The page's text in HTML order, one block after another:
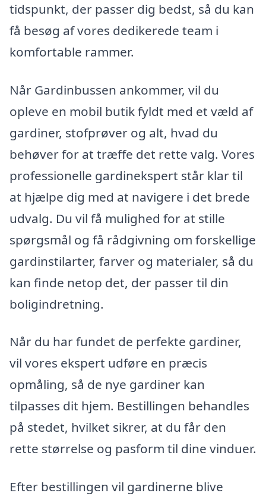
tidspunkt, der passer dig bedst, så du kan
få besøg af vores dedikerede team i
komfortable rammer.
Når Gardinbussen ankommer, vil du
opleve en mobil butik fyldt med et væld af
gardiner, stofprøver og alt, hvad du
behøver for at træffe det rette valg. Vores
professionelle gardinekspert står klar til
at hjælpe dig med at navigere i det brede
udvalg. Du vil få mulighed for at stille
spørgsmål og få rådgivning om forskellige
gardinstilarter, farver og materialer, så du
kan finde netop det, der passer til din
boligindretning.
Når du har fundet de perfekte gardiner,
vil vores ekspert udføre en præcis
opmåling, så de nye gardiner kan
tilpasses dit hjem. Bestillingen behandles
på stedet, hvilket sikrer, at du får den
rette størrelse og pasform til dine vinduer.
Efter bestillingen vil gardinerne blive